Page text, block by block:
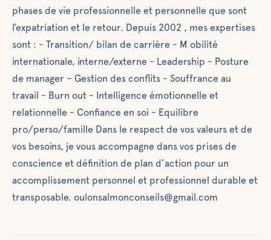
phases de vie professionnelle et personnelle que sont
l’expatriation et le retour. Depuis 2002 , mes expertises
sont : - Transition/ bilan de carrière - M obilité
internationale, interne/externe - Leadership - Posture
de manager – Gestion des conflits - Souffrance au
travail - Burn out - Intelligence émotionnelle et
relationnelle - Confiance en soi - Equilibre
pro/perso/famille Dans le respect de vos valeurs et de
vos besoins, je vous accompagne dans vos prises de
conscience et définition de plan d’action pour un
accomplissement personnel et professionnel durable et
transposable. oulonsalmonconseils@gmail.com